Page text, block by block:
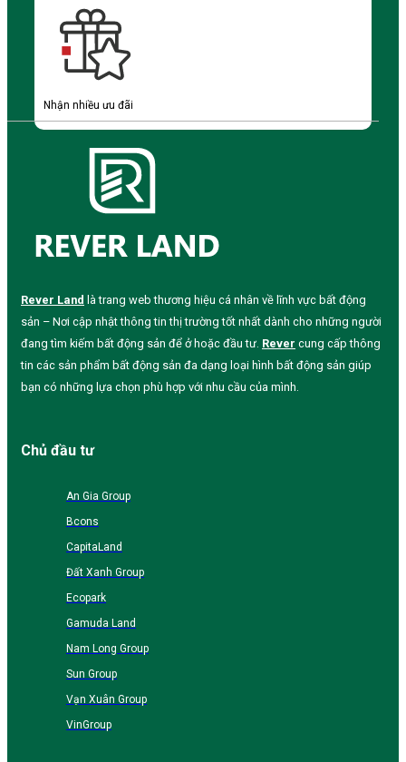
Nhận nhiều ưu đãi
Rever Land là trang web thương hiệu cá nhân về lĩnh vực bất động
sản – Nơi cập nhật thông tin thị trường tốt nhất dành cho những người
đang tìm kiếm bất động sản để ở hoặc đầu tư. Rever cung cấp thông
tin các sản phẩm bất động sản đa dạng loại hình bất động sản giúp
bạn có những lựa chọn phù hợp với nhu cầu của mình.
Chủ đầu tư
An Gia Group
Bcons
CapitaLand
Đất Xanh Group
Ecopark
Gamuda Land
Nam Long Group
Sun Group
Vạn Xuân Group
VinGroup